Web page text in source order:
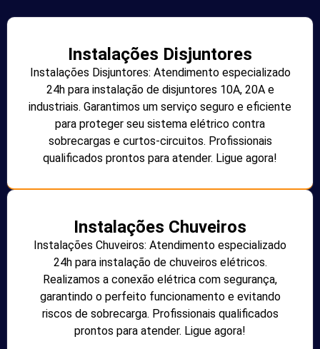
Instalações Disjuntores
Instalações Disjuntores: Atendimento especializado
24h para instalação de disjuntores 10A, 20A e
industriais. Garantimos um serviço seguro e eficiente
para proteger seu sistema elétrico contra
sobrecargas e curtos-circuitos. Profissionais
qualificados prontos para atender. Ligue agora!
Instalações Chuveiros
Instalações Chuveiros: Atendimento especializado
24h para instalação de chuveiros elétricos.
Realizamos a conexão elétrica com segurança,
garantindo o perfeito funcionamento e evitando
riscos de sobrecarga. Profissionais qualificados
prontos para atender. Ligue agora!